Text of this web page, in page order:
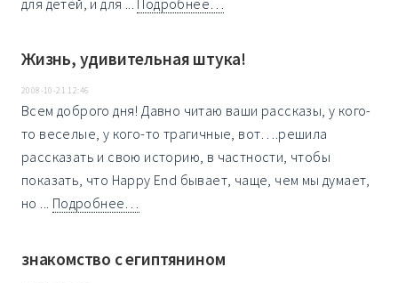
Жизнь, удивительная штука!
2008-10-21 12:46
Всем доброго дня! Давно читаю ваши рассказы, у кого-
то веселые, у кого-то трагичные, вот….решила
рассказать и свою историю, в частности, чтобы
показать, что Happy End бывает, чаще, чем мы думает,
но ... Подробнее…
знакомство с египтянином